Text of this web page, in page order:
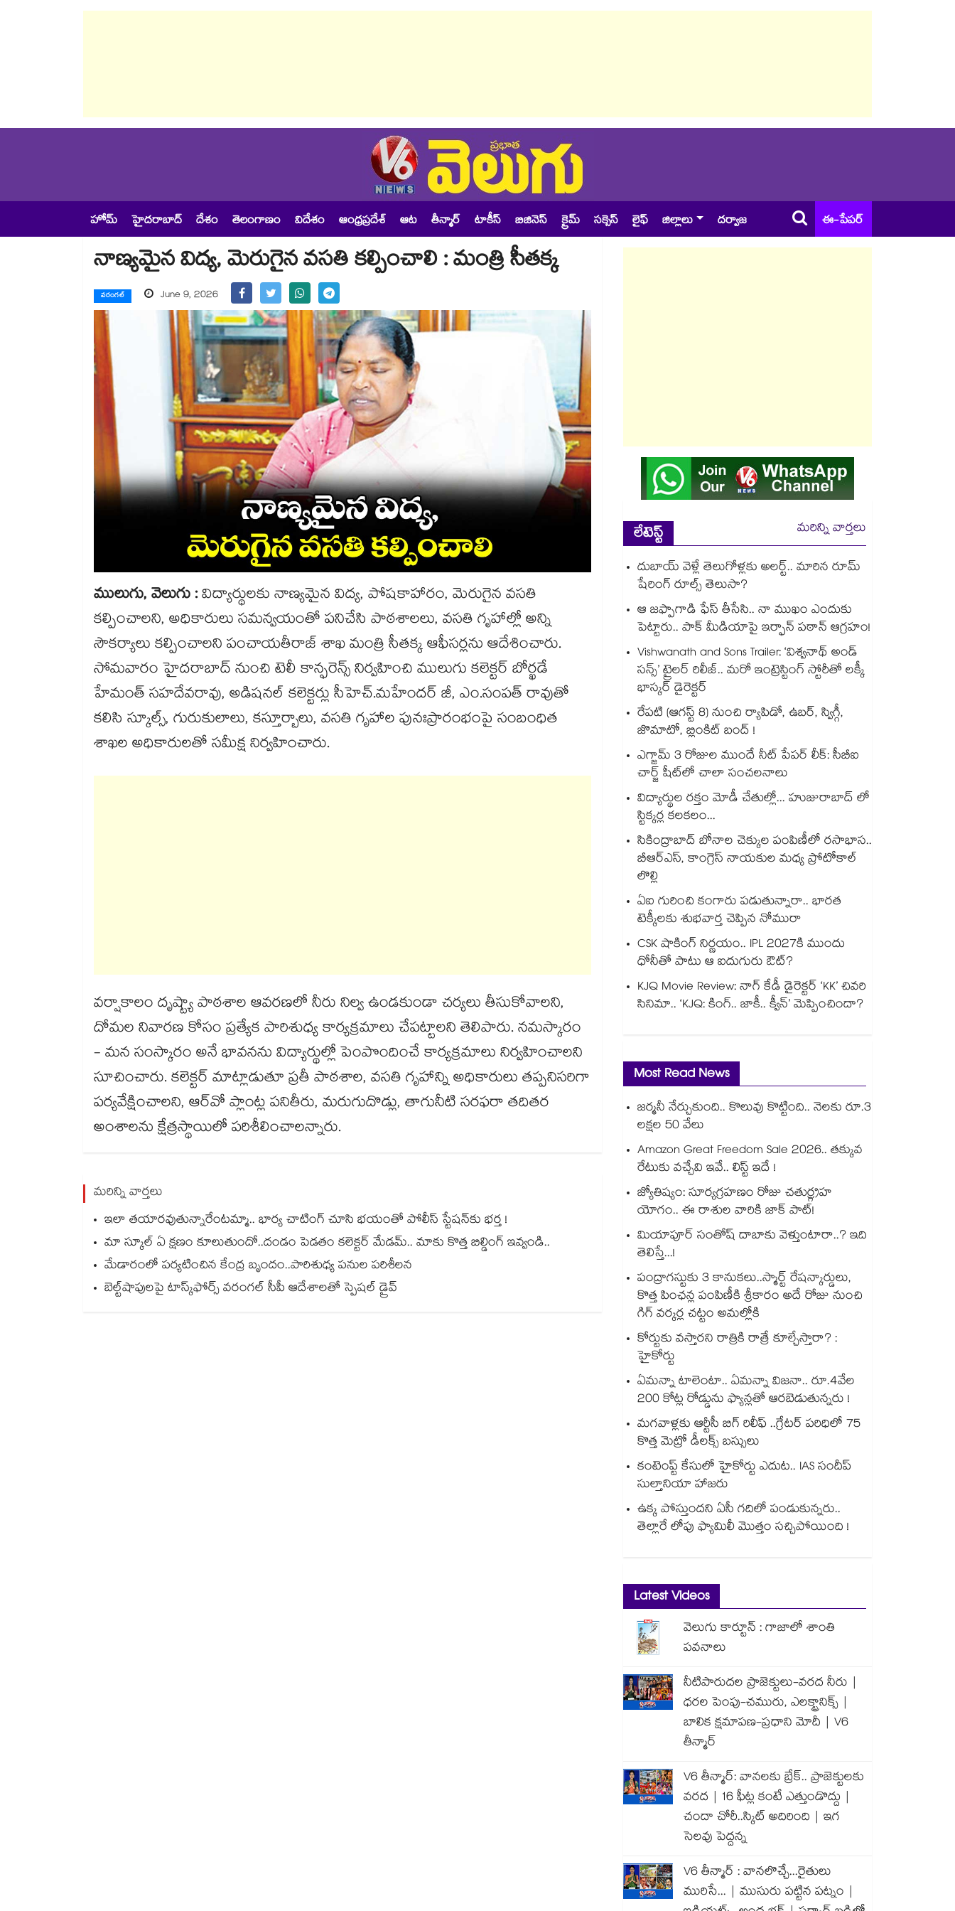
హోమ్ హైదరాబాద్ దేశం తెలంగాణం విదేశం ఆంధ్రప్రదేశ్ ఆట తీన్మార్ టాకీస్ బిజినెస్ క్రైమ్ సక్సెస్ లైఫ్ జిల్లాలు దర్వాజ ఈ-పేపర్
నాణ్యమైన విద్య, మెరుగైన వసతి కల్పించాలి : మంత్రి సీతక్క
వరంగల్ June 9, 2026
ములుగు, వెలుగు :విద్యార్థులకు నాణ్యమైన విద్య, పోషకాహారం, మెరుగైన వసతి
కల్పించాలని, అధికారులు సమన్వయంతో పనిచేసి పాఠశాలలు, వసతి గృహాల్లో అన్ని
సౌకర్యాలు కల్పించాలని పంచాయతీరాజ్ శాఖ మంత్రి సీతక్క ఆఫీసర్లను ఆదేశించారు.
సోమవారం హైదరాబాద్​ నుంచి టెలీ కాన్ఫరెన్స్​ నిర్వహించి ములుగు కలెక్టర్ బోర్ఖడే
హేమంత్ సహదేవరావు, అడిషనల్​ కలెక్టర్లు సీహెచ్.మహేందర్ జీ, ఎం.సంపత్ రావుతో
కలిసి స్కూల్స్, గురుకులాలు, కస్తూర్బాలు, వసతి గృహాల పునఃప్రారంభంపై సంబంధిత
శాఖల అధికారులతో సమీక్ష నిర్వహించారు.
వర్షాకాలం దృష్ట్యా పాఠశాల ఆవరణలో నీరు నిల్వ ఉండకుండా చర్యలు తీసుకోవాలని,
దోమల నివారణ కోసం ప్రత్యేక పారిశుధ్య కార్యక్రమాలు చేపట్టాలని తెలిపారు. నమస్కారం
- మన సంస్కారం అనే భావనను విద్యార్థుల్లో పెంపొందించే కార్యక్రమాలు నిర్వహించాలని
సూచించారు. కలెక్టర్ మాట్లాడుతూ ప్రతీ పాఠశాల, వసతి గృహాన్ని అధికారులు తప్పనిసరిగా
పర్యవేక్షించాలని, ఆర్‌‌‌‌వో ప్లాంట్ల పనితీరు, మరుగుదొడ్లు, తాగునీటి సరఫరా తదితర
అంశాలను క్షేత్రస్థాయిలో పరిశీలించాలన్నారు.
మరిన్ని వార్తలు
ఇలా తయారవుతున్నారేంటమ్మా.. భార్య చాటింగ్ చూసి భయంతో పోలీస్ స్టేషన్⁫కు భర్త !
మా స్కూల్ ఏ క్షణం కూలుతుందో..దండం పెడతం కలెక్టర్ మేడమ్.. మాకు కొత్త బిల్డింగ్ ఇవ్వండి..
మేడారంలో పర్యటించిన కేంద్ర బృందం..పారిశుధ్య పనుల పరిశీలన
బెల్ట్‌‌‌‌‌‌‌‌‌‌‌‌‌‌‌‌‌‌‌‌‌‌‌‌‌‌‌‌‌‌‌‌షాపులపై టాస్క్‌‌‌‌‌‌‌‌‌‌‌‌‌‌‌‌‌‌‌‌‌‌‌‌‌‌‌‌‌‌‌‌ఫోర్స్ వరంగల్‌‌‌‌‌‌‌‌‌‌‌‌‌‌‌‌‌‌‌‌‌‌‌‌‌‌‌‌‌‌‌‌ సీపీ ఆదేశాలతో స్పెషల్ డ్రైవ్‌‌‌‌‌‌‌‌‌‌‌‌‌‌‌‌‌‌‌‌‌‌‌‌‌‌‌‌‌‌‌‌
లేటెస్ట్
మరిన్ని వార్తలు
దుబాయ్ వెళ్లే తెలుగోళ్లకు అలర్ట్.. మారిన రూమ్
షేరింగ్‌ రూల్స్ తెలుసా?
ఆ జఫ్పాగాడి ఫేస్ తీసేసి.. నా ముఖం ఎందుకు
పెట్టారు.. పాక్ మీడియాపై ఇర్ఫాన్ పఠాన్ ఆగ్రహం!
Vishwanath and Sons Trailer: ‘విశ్వనాథ్ అండ్
సన్స్’ ట్రైలర్ రిలీజ్.. మరో ఇంట్రెస్టింగ్ స్టోరీతో లక్కీ
భాస్కర్ డైరెక్టర్
రేపటి (ఆగస్ట్ 8) నుంచి ర్యాపిడో, ఉబర్, స్విగ్గీ,
జొమాటో, బ్లింకిట్ బంద్ !
ఎగ్జామ్ 3 రోజుల ముందే నీట్ పేపర్ లీక్: సీబీఐ
చార్జ్ షీట్‎లో చాలా సంచలనాలు
విద్యార్థుల రక్తం మోడీ చేతుల్లో... హుజురాబాద్ లో
స్టిక్కర్ల కలకలం...
సికింద్రాబాద్ బోనాల చెక్కుల పంపిణీలో రసాభాస..
బీఆర్ఎస్, కాంగ్రెస్ నాయకుల మధ్య ప్రోటోకాల్
లొల్లి
ఏఐ గురించి కంగారు పడుతున్నారా.. భారత
టెక్కీలకు శుభవార్త చెప్పిన నోమురా
CSK షాకింగ్ నిర్ణయం.. IPL 2027కి ముందు
ధోనీతో పాటు ఆ ఐదుగురు ఔట్?
KJQ Movie Review: నాగ్ కేడీ డైరెక్టర్ ‘KK’ చివరి
సినిమా.. ‘KJQ: కింగ్.. జాకీ.. క్వీన్’ మెప్పించిందా?
Most Read News
జర్మనీ నేర్చుకుంది.. కొలువు కొట్టింది.. నెలకు రూ.3
లక్షల 50 వేలు
Amazon Great Freedom Sale 2026.. తక్కువ
రేటుకు వచ్చేవి ఇవే.. లిస్ట్ ఇదే !
జ్యోతిష్యం: సూర్యగ్రహణం రోజు చతుర్గ్రహ
యోగం.. ఈ రాశుల వారికి జాక్ పాట్!
మియాపూర్ సంతోష్ దాబాకు వెళ్తుంటారా..? ఇది
తెలిస్తే...!
పంద్రాగస్టుకు 3 కానుకలు..స్మార్ట్ రేషన్కార్డులు,
కొత్త పింఛన్ల పంపిణీకి శ్రీకారం అదే రోజు నుంచి
గిగ్ వర్కర్ల చట్టం అమల్లోకి
కోర్టుకు వస్తారని రాత్రికి రాత్రే కూల్చేస్తారా? :
హైకోర్టు
ఏమన్నా టాలెంటా.. ఏమన్నా విజనా.. రూ.4వేల
200 కోట్ల రోడ్డును ఫ్యాన్లతో ఆరబెడుతున్నరు !
మగవాళ్లకు ఆర్టీసీ బిగ్ రిలీఫ్ ..గ్రేటర్ పరిధిలో 75
కొత్త మెట్రో డీలక్స్ బస్సులు
కంటెంప్ట్ కేసులో హైకోర్టు ఎదుట.. IAS సందీప్
సుల్తానియా హాజరు
ఉక్క పోస్తుందని ఏసీ గదిలో పండుకున్నరు..
తెల్లారే లోపు ఫ్యామిలీ మొత్తం సచ్చిపోయింది !
Latest Videos
వెలుగు కార్టూన్ : గాజాలో శాంతి
పవనాలు
నీటిపారుదల ప్రాజెక్టులు-వరద నీరు |
ధరల పెంపు-చమురు, ఎలక్ట్రానిక్స్ |
బాలిక క్షమాపణ-ప్రధాని మోదీ | V6
తీన్మార్
V6 తీన్మార్: వానలకు బ్రేక్.. ప్రాజెక్టులకు
వరద | 16 ఫీట్ల కంటే ఎత్తుండొద్దు |
చందా చోరీ..స్కిట్ అదిరింది | ఇగ
సెలవు పెద్దన్న
V6 తీన్మార్ : వానలొచ్చే...రైతులు
మురిసే... | ముసురు పట్టిన పట్నం |